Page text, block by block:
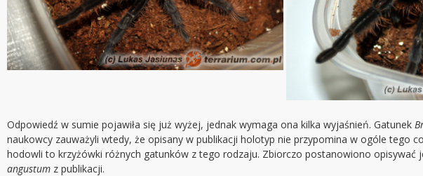
Odpowiedź w sumie pojawiła się już wyżej, jednak wymaga ona kilka wyjaśnień. Gatunek
naukowcy zauważyli wtedy, że opisany w publikacji holotyp nie przypomina w ogóle tego
hodowli to krzyżówki różnych gatunków z tego rodzaju. Zbiorczo postanowiono opisywać
angustum z publikacji.